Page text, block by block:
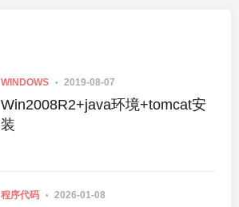
WINDOWS 2019-08-07
Win2008R2+java环境+tomcat安
装
程序代码 2026-01-08